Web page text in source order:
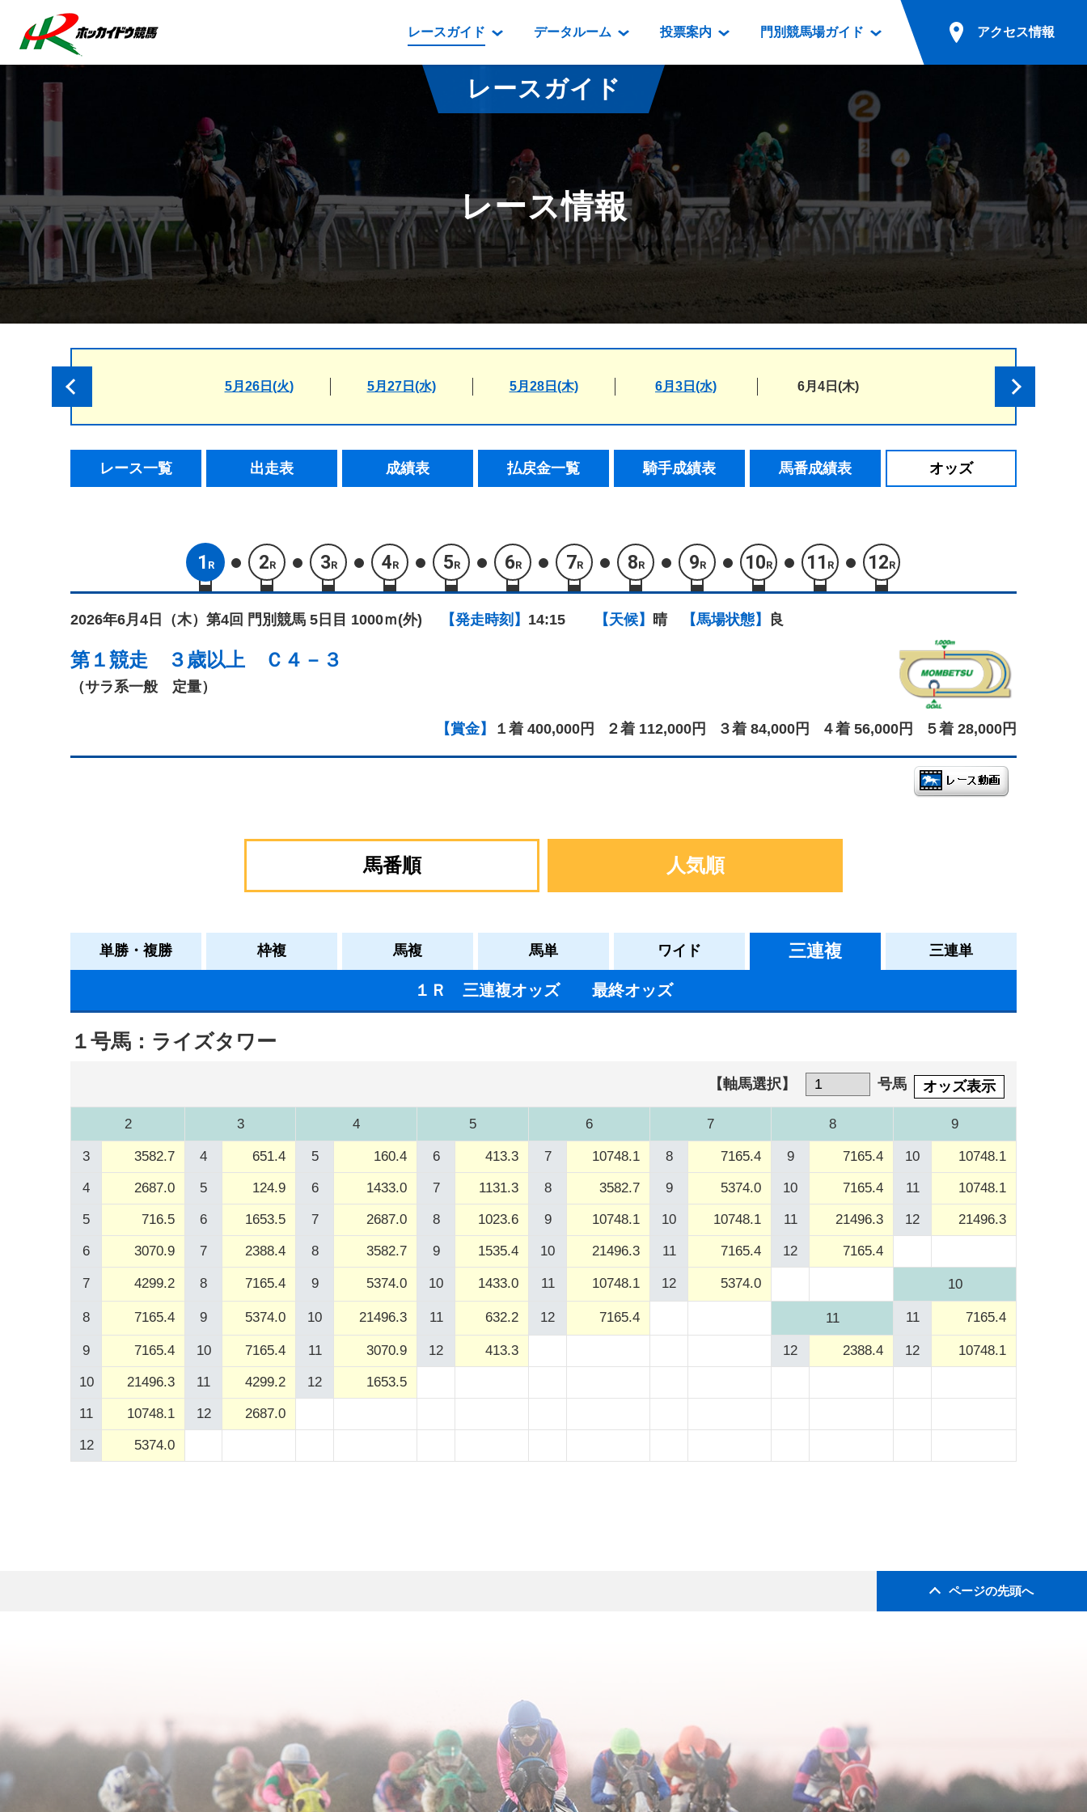
レースガイド
レース情報
払戻金一覧
騎手成績表
馬番成績表
オッズ
番組・級別表ダウンロード
開催カレンダー
重賞競走体系図
スタリオンシリーズ競走
道内の発売情報(PDF)
データルーム
データルーム
騎手・調教師紹介
坂路調教映像
遠征馬情報
番組編成要領
映像コンテンツ
重賞競走VTR
重賞競走参考VTR
レースダイジェスト
新馬ダイジェスト
投票案内
電話・インターネット投票
場外発売所
実況・テレホンサービス
発売・払戻
門別競馬場ガイド
門別競馬場情報
門別競馬場グルメ
とねっこジンギスカン
いずみ食堂
ルンビニフードカフェ
勝馬屋
アクセス情報
無料送迎バスでのご来場
公共の交通機関でのご来場
レースガイド
レース情報
5月26日(火) 5月27日(水) 5月28日(木) 6月3日(水) 6月4日(木)
レース一覧 出走表 成績表 払戻金一覧 騎手成績表 馬番成績表 オッズ
1 R 2R 3R 4R 5R 6R 7R 8R 9R 10R 11 R 12R
2026年6月4日（木） 第4回 門別競馬 5日目 1000ｍ(外) 【発走時刻】 14:15 【天候】 晴 【馬場状態】 良
第１競走 ３歳以上 Ｃ４－３
（サラ系一般 定量）
【賞金】 １着 400,000円 ２着 112,000円 ３着 84,000円 ４着 56,000円 ５着 28,000円
馬番順 人気順
単勝・複勝 枠複 馬複 馬単 ワイド 三連複 三連単
１Ｒ 三連複オッズ 最終オッズ
１号馬：ライズタワー
【軸馬選択】 号馬 オッズ表示
2 3 4 5 6 7 8 9
3 3582.7 4 651.4 5 160.4 6 413.3 7 10748.1 8 7165.4 9 7165.4 10 10748.1
4 2687.0 5 124.9 6 1433.0 7 1131.3 8 3582.7 9 5374.0 10 7165.4 11 10748.1
5 716.5 6 1653.5 7 2687.0 8 1023.6 9 10748.1 10 10748.1 11 21496.3 12 21496.3
6 3070.9 7 2388.4 8 3582.7 9 1535.4 10 21496.3 11 7165.4 12 7165.4
7 4299.2 8 7165.4 9 5374.0 10 1433.0 11 10748.1 12 5374.0 10
8 7165.4 9 5374.0 10 21496.3 11 632.2 12 7165.4 11 11 7165.4
9 7165.4 10 7165.4 11 3070.9 12 413.3 12 2388.4 12 10748.1
10 21496.3 11 4299.2 12 1653.5
11 10748.1 12 2687.0
12 5374.0
ページの先頭へ